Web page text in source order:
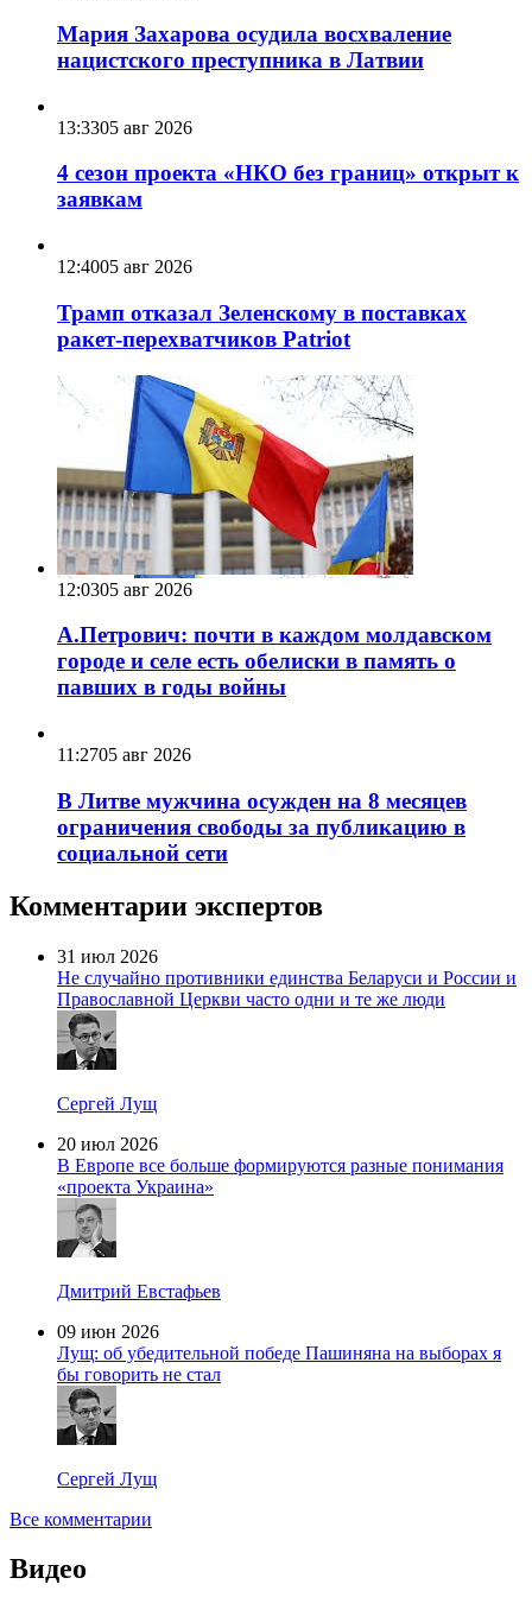
Мария Захарова осудила восхваление
нацистского преступника в Латвии
13:3305 авг 2026
4 сезон проекта «НКО без границ» открыт к
заявкам
12:4005 авг 2026
Трамп отказал Зеленскому в поставках
ракет-перехватчиков Patriot
12:0305 авг 2026
А.Петрович: почти в каждом молдавском
городе и селе есть обелиски в память о
павших в годы войны
11:2705 авг 2026
В Литве мужчина осужден на 8 месяцев
ограничения свободы за публикацию в
социальной сети
Комментарии экспертов
31 июл 2026
Не случайно противники единства Беларуси и России и
Православной Церкви часто одни и те же люди
Сергей Лущ
20 июл 2026
В Европе все больше формируются разные понимания
«проекта Украина»
Дмитрий Евстафьев
09 июн 2026
Лущ: об убедительной победе Пашиняна на выборах я
бы говорить не стал
Сергей Лущ
Все комментарии
Видео